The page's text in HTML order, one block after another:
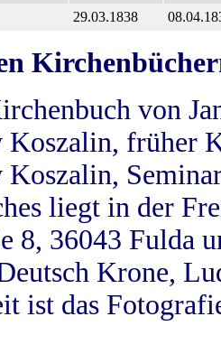
29.03.1838
von
Koszalin, früher
Koszalin,
liegt in der
8, 36043 Fulda
Krone,
ist das